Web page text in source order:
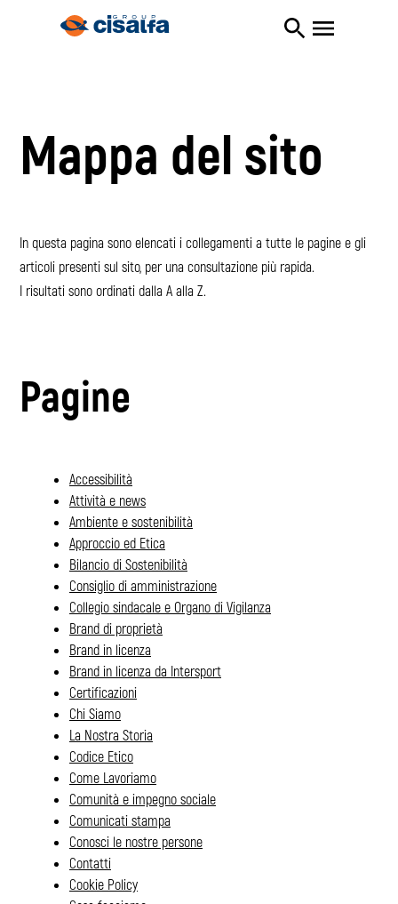
Mappa del sito
In questa pagina sono elencati i collegamenti a tutte le pagine e gli
articoli presenti sul sito, per una consultazione più rapida.
I risultati sono ordinati dalla A alla Z.
Pagine
Accessibilità
Attività e news
Ambiente e sostenibilità
Approccio ed Etica
Bilancio di Sostenibilità
Consiglio di amministrazione
Collegio sindacale e Organo di Vigilanza
Brand di proprietà
Brand in licenza
Brand in licenza da Intersport
Certificazioni
Chi Siamo
La Nostra Storia
Codice Etico
Come Lavoriamo
Comunità e impegno sociale
Comunicati stampa
Conosci le nostre persone
Contatti
Cookie Policy